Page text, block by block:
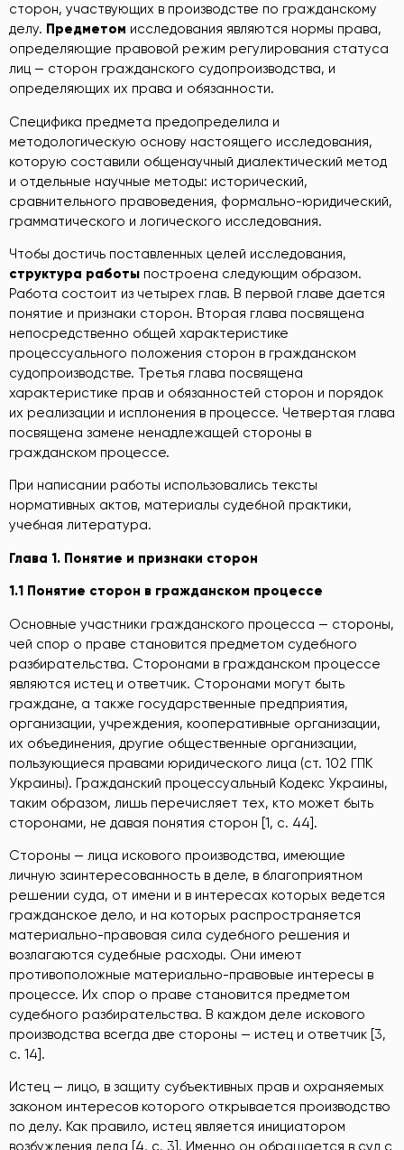
сторон, участвующих в производстве по гражданскому
делу. Предметом исследования являются нормы права,
определяющие правовой режим регулирования статуса
лиц — сторон гражданского судопроизводства, и
определяющих их права и обязанности.
Специфика предмета предопределила и
методологическую основу настоящего исследования,
которую составили общенаучный диалектический метод
и отдельные научные методы: исторический,
сравнительного правоведения, формально-юридический,
грамматического и логического исследования.
Чтобы достичь поставленных целей исследования,
структура работы построена следующим образом.
Работа состоит из четырех глав. В первой главе дается
понятие и признаки сторон. Вторая глава посвящена
непосредственно общей характеристике
процессуального положения сторон в гражданском
судопроизводстве. Третья глава посвящена
характеристике прав и обязанностей сторон и порядок
их реализации и исплонения в процессе. Четвертая глава
посвящена замене ненадлежащей стороны в
гражданском процессе.
При написании работы использовались тексты
нормативных актов, материалы судебной практики,
учебная литература.
Глава 1. Понятие и признаки сторон
1.1 Понятие сторон в гражданском процессе
Основные участники гражданского процесса — стороны,
чей спор о праве становится предметом судебного
разбирательства. Сторонами в гражданском процессе
являются истец и ответчик. Сторонами могут быть
граждане, а также государственные предприятия,
организации, учреждения, кооперативные организации,
их объединения, другие общественные организации,
пользующиеся правами юридического лица (ст. 102 ГПК
Украины). Гражданский процессуальный Кодекс Украины,
таким образом, лишь перечисляет тех, кто может быть
сторонами, не давая понятия сторон [1, c. 44].
Стороны — лица искового производства, имеющие
личную заинтересованность в деле, в благоприятном
решении суда, от имени и в интересах которых ведется
гражданское дело, и на которых распространяется
материально-правовая сила судебного решения и
возлагаются судебные расходы. Они имеют
противоположные материально-правовые интересы в
процессе. Их спор о праве становится предметом
судебного разбирательства. В каждом деле искового
производства всегда две стороны — истец и ответчик [3,
c. 14].
Истец — лицо, в защиту субъективных прав и охраняемых
законом интересов которого открывается производство
по делу. Как правило, истец является инициатором
возбуждения дела [4, c. 3]. Именно он обращается в суд с